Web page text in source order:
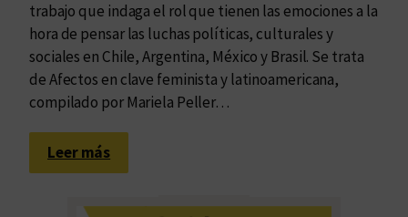
trabajo que indaga el rol que tienen las emociones a la
hora de pensar las luchas políticas, culturales y
sociales en Chile, Argentina, México y Brasil. Se trata
de Afectos en clave feminista y latinoamericana,
compilado por Mariela Peller…
Leer más:
A